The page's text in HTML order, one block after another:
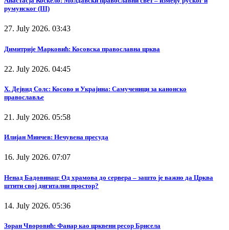
румунског (III)
27. July 2026. 03:43
Димитрије Марковић: Косовска православна црква
22. July 2026. 04:45
Х. Дејвид Солс: Косово и Украјина: Самученици за канонско
православље
21. July 2026. 05:58
Илијан Минчев: Нечувена пресуда
16. July 2026. 07:07
Ненад Бадовинац: Од храмова до сервера – зашто је важно да Црква
штити свој дигитални простор?
14. July 2026. 05:36
Зоран Чворовић: Фанар као црквени ресор Брисела